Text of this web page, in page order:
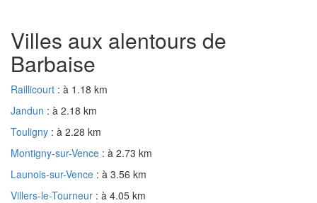
Villes aux alentours de
Barbaise
Raillicourt : à 1.18 km
Jandun : à 2.18 km
Touligny : à 2.28 km
Montigny-sur-Vence : à 2.73 km
Launois-sur-Vence : à 3.56 km
Villers-le-Tourneur : à 4.05 km